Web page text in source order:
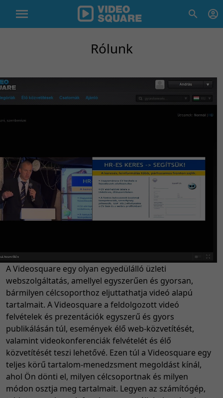
Rólunk
A Videosquare egy olyan egyedülálló üzleti
webszolgáltatás, amellyel egyszerűen és gyorsan,
bármilyen célcsoporthoz eljuttathatja videó alapú
tartalmait. A Videosquare a feldolgozott videó
felvételek és prezentációk egyszerű és gyors
publikálásán túl, események élő web-közvetítését,
valamint videokonferenciák felvételét és élő
közvetítését teszi lehetővé. Ezen túl a Videosquare egy
teljes körű tartalom-menedzsment megoldást kínál,
ahol Ön dönti el, milyen célcsoportnak és milyen
módon osztja meg tartalmait. Legyen az számítógép,